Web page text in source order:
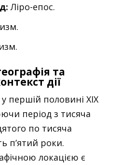
Ліро-епос.
та
дії
у першій половині XIX
період з тисяча
по тисяча
п’ятий роки.
локацією є